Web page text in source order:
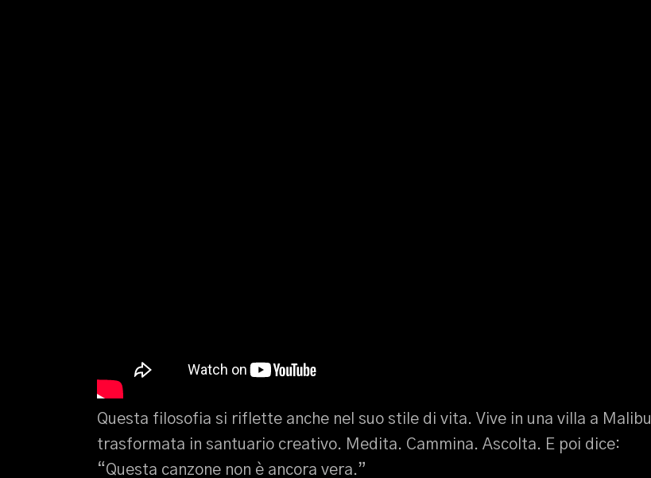
Questa filosofia si riflette anche nel suo stile di vita. Vive in una villa a Malibu
trasformata in santuario creativo. Medita. Cammina. Ascolta. E poi dice:
“Questa canzone non è ancora vera.”